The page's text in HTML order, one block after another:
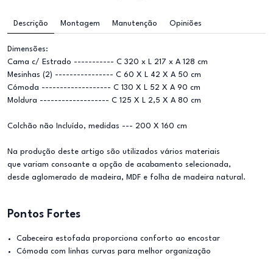
Descrição Montagem Manutenção Opiniões
Dimensões:
Cama c/ Estrado ----------- C 320 x L 217 x A 128 cm
Mesinhas (2) ---------------- C 60 X L 42 X A 50 cm
Cómoda ------------------- C 130 X L 52 X A 90 cm
Moldura ------------------- C 125 X L 2,5 X A 80 cm
Colchão não Incluído, medidas --- 200 X 160 cm
Na produção deste artigo são utilizados vários materiais
que variam consoante a opção de acabamento selecionada,
desde aglomerado de madeira, MDF e folha de madeira natural.
Pontos Fortes
Cabeceira estofada proporciona conforto ao encostar
Cómoda com linhas curvas para melhor organização